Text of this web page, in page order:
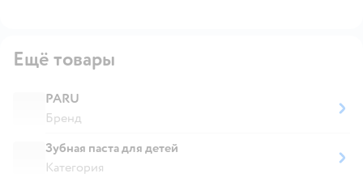
Ещё товары
PARU
Бренд
Зубная паста для детей
Категория